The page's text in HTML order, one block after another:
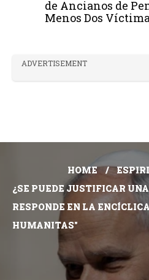
de Ancianos de
Menos Dos
ADVERTISEMENT
HOME
¿SE PUEDE JUSTIFICAR
RESPONDE EN LA
HUMANITAS"